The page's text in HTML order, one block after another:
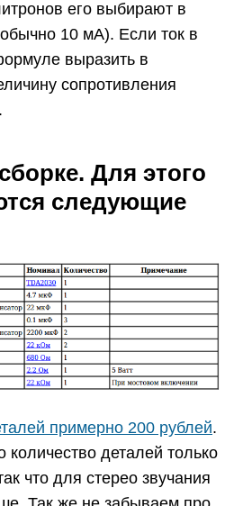
его выбирают в
10 мА). Если ток в
выразить в
сопротивления
Для этого
следующие
примерно 200 рублей.
количество деталей только
что для стерео звучания